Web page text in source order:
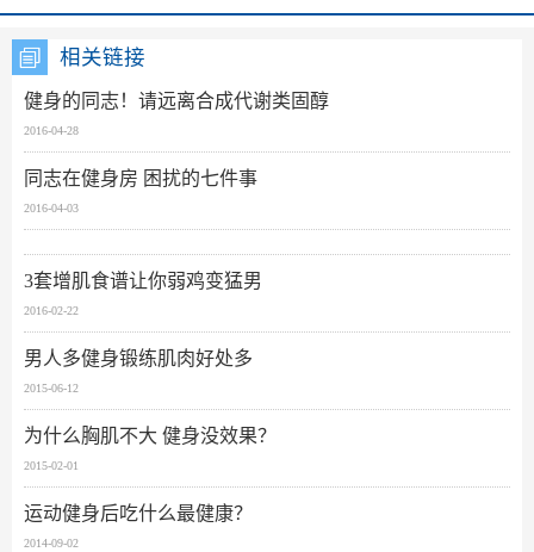
相关链接
健身的同志！请远离合成代谢类固醇
2016-04-28
同志在健身房 困扰的七件事
2016-04-03
3套增肌食谱让你弱鸡变猛男
2016-02-22
男人多健身锻练肌肉好处多
2015-06-12
为什么胸肌不大 健身没效果？
2015-02-01
运动健身后吃什么最健康？
2014-09-02